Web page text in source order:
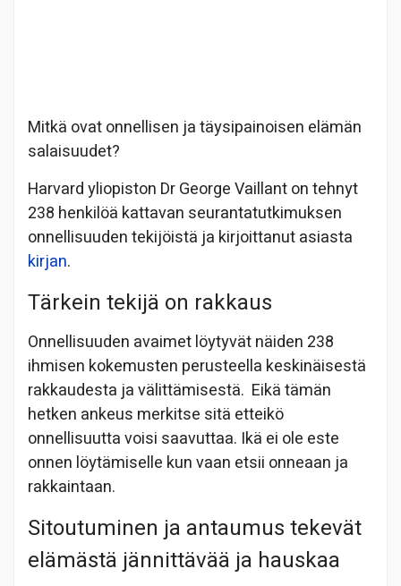
Mitkä ovat onnellisen ja täysipainoisen elämän
salaisuudet?
Harvard yliopiston Dr George Vaillant on tehnyt
238 henkilöä kattavan seurantatutkimuksen
onnellisuuden tekijöistä ja kirjoittanut asiasta
kirjan.
Tärkein tekijä on rakkaus
Onnellisuuden avaimet löytyvät näiden 238
ihmisen kokemusten perusteella keskinäisestä
rakkaudesta ja välittämisestä. Eikä tämän
hetken ankeus merkitse sitä etteikö
onnellisuutta voisi saavuttaa. Ikä ei ole este
onnen löytämiselle kun vaan etsii onneaan ja
rakkaintaan.
Sitoutuminen ja antaumus tekevät
elämästä jännittävää ja hauskaa